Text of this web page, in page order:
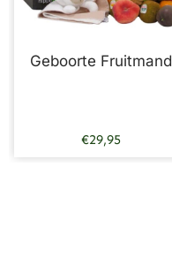
Geboorte Fruitmand
€29,95